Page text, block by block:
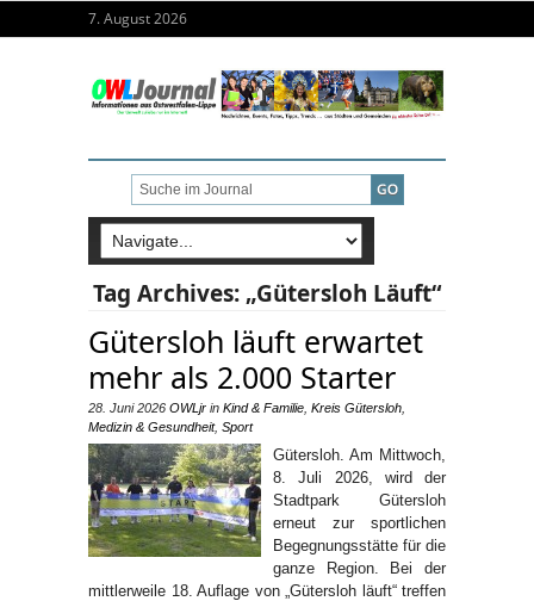
7. August 2026
Tag Archives: „Gütersloh Läuft“
Gütersloh läuft erwartet
mehr als 2.000 Starter
28. Juni 2026 OWLjr in Kind & Familie Kreis Gütersloh
Medizin & Gesundheit, Sport
Gütersloh. Am Mittwoch,
8. Juli 2026, wird der
Stadtpark Gütersloh
erneut zur sportlichen
Begegnungsstätte für die
ganze Region. Bei der
mittlerweile 18. Auflage von „Gütersloh läuft“ treffen